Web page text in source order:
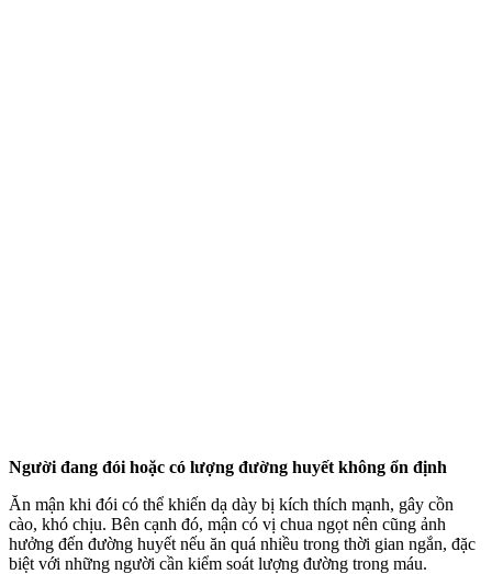
Người đang đói hoặc có lượng đường huyết không ổn định
Ăn mận khi đói có thể khiến dạ dày bị kíc‌h thí‌ch mạnh, gây cồn
cào, khó chịu. Bên cạnh đó, mận có vị chua ngọt nên cũng ảnh
hưởng đến đường huyết nếu ăn quá nhiều trong thời gian ngắn, đặc
biệt với những người cần kiểm soát lượng đường trong máu.